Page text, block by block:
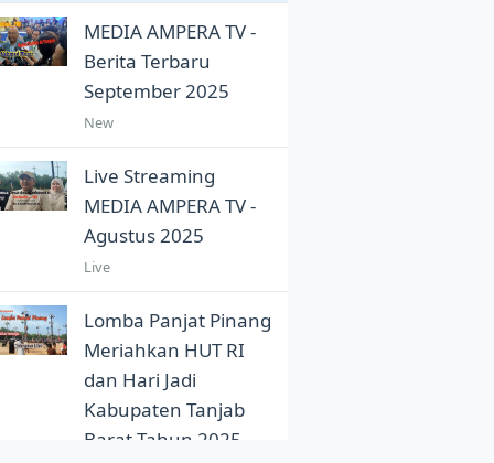
MEDIA AMPERA TV -
Berita Terbaru
September 2025
New
Live Streaming
MEDIA AMPERA TV -
Agustus 2025
Live
Lomba Panjat Pinang
Meriahkan HUT RI
dan Hari Jadi
Kabupaten Tanjab
Barat Tahun 2025